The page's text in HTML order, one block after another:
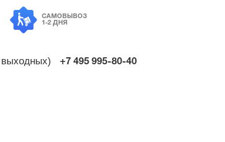
САМОВЫВОЗ
1-2 ДНЯ
+7 495 995-80-40